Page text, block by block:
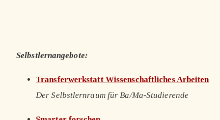
Selbstlernangebote:
Transferwerkstatt Wissenschaftliches Arbeiten
Der Selbstlernraum für Ba/Ma-Studierende